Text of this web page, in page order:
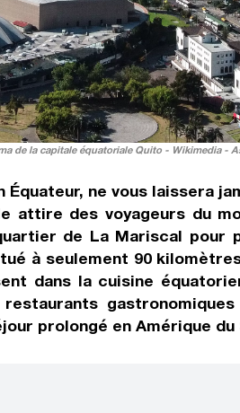
de la capitale équatoriale Quito - Wikimedia -
ne vous laissera
attire des voyageurs du
de La Mariscal
à seulement 90
dans la cuisine
prolongé en Amérique